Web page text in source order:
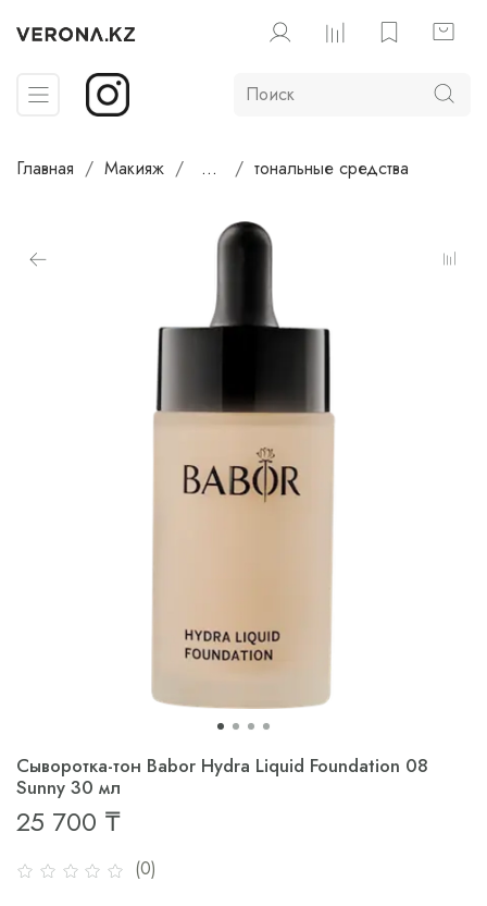
Главная Макияж ... тональные средства
(0)
Сыворотка-тон Babor Hydra Liquid Foundation 08
Sunny 30 мл
25 700 ₸